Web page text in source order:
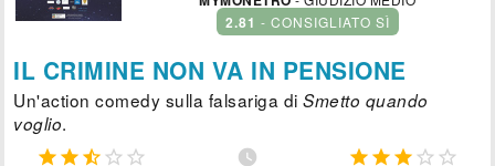
2.81 - CONSIGLIATO SÌ
IL CRIMINE NON VA IN PENSIONE
Un'action comedy sulla falsariga diSmetto quando
voglio.
          